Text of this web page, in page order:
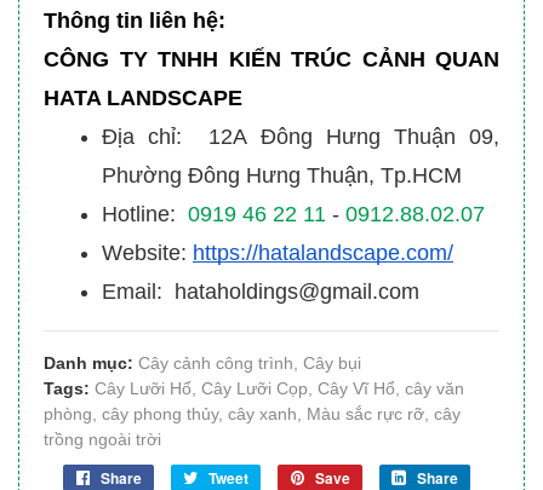
Thông tin liên hệ:
CÔNG TY TNHH KIẾN TRÚC CẢNH QUAN
HATA LANDSCAPE
Địa chỉ: 12A Đông Hưng Thuận 09,
Phường Đông Hưng Thuận, Tp.HCM
Hotline: 0919 46 22 11 - 0912.88.02.07
Website: https://hatalandscape.com/
Email: hataholdings@gmail.com
Danh mục: Cây cảnh công trình Cây bụi
Tags: Cây Lưỡi Hổ Cây Lưỡi Cọp Cây Vĩ Hổ cây văn
phòng cây phong thủy, cây xanh Màu sắc rực rỡ cây
trồng ngoài trời
Share Tweet Save Share